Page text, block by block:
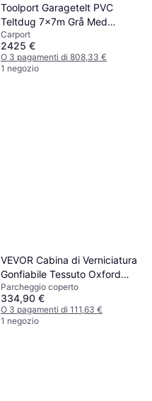
Toolport Garagetelt PVC
Teltdug 7x7m Grå Med
Statikpakke (Areal )
Carport
2425 €
O 3 pagamenti di 808,33 €
1 negozio
VEVOR Cabina di Verniciatura
Gonfiabile Tessuto Oxford
210D PVC 4x2.5x2.2 m
(Superficie edificio )
Parcheggio coperto
334,90 €
O 3 pagamenti di 111,63 €
1 negozio